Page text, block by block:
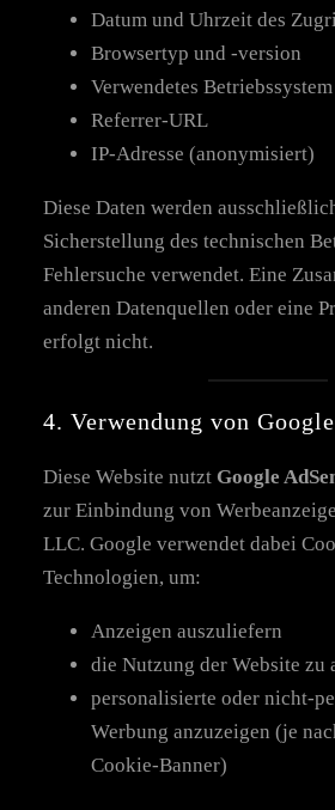
Datum und Uhrzeit des
Browsertyp und -version
Verwendetes Betriebssystem
Referrer-URL
IP-Adresse (anonymisiert)
Diese Daten werden
Sicherstellung des technischen
Fehlersuche verwendet. Eine
anderen Datenquellen oder eine
erfolgt nicht.
4. Verwendung von
Diese Website nutzt Google
zur Einbindung von
LLC. Google verwendet dabei
Technologien, um:
Anzeigen auszuliefern
die Nutzung der Website zu
personalisierte oder nicht-
Werbung anzuzeigen (je
Cookie-Banner)